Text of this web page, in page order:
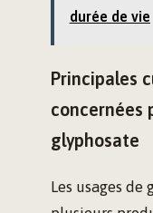
durée de vie
Principales
concernées
glyphosate
Les usages de